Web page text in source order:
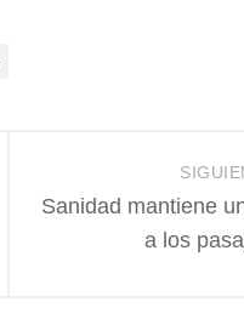
Sanidad mantiene
a los